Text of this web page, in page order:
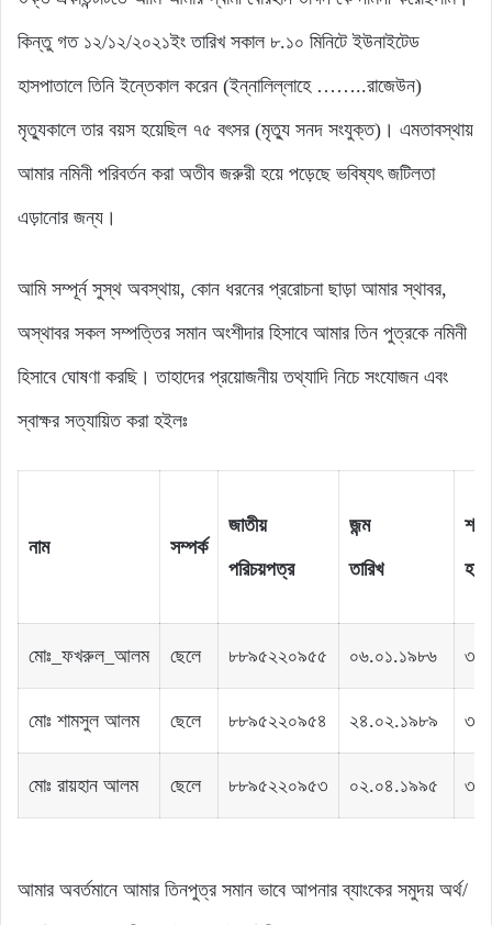
কিন্তু গত ১২/১২/২০২১ইং তারিখ সকাল ৮.১০ মিনিটে ইউনাইটেড
হাসপাতালে তিনি ইন্তেকাল করেন (ইন্নালিল্লাহে ……..রাজেউন)
মৃত্যুকালে তার বয়স হয়েছিল ৭৫ বৎসর (মৃত্যু সনদ সংযুক্ত)। এমতাবস্থায়
আমার নমিনী পরিবর্তন করা অতীব জরুরী হয়ে পড়েছে ভবিষ্যৎ জটিলতা
এড়ানোর জন্য।
আমি সম্পূর্ন সুস্থ অবস্থায়, কোন ধরনের প্ররোচনা ছাড়া আমার স্থাবর,
অস্থাবর সকল সম্পত্তির সমান অংশীদার হিসাবে আমার তিন পুত্রকে নমিনী
হিসাবে ঘোষণা করছি। তাহাদের প্রয়োজনীয় তথ্যাদি নিচে সংযোজন এবং
স্বাক্ষর সত্যায়িত করা হইলঃ
নাম সম্পর্ক
জাতীয়
পরিচয়পত্র
জন্ম
তারিখ
মোঃ_ফখরুল_আলম ছেলে ৮৮৯৫২২০৯৫৫ ০৬.০১.১৯৮৬
মোঃ শামসুল আলম ছেলে ৮৮৯৫২২০৯৫৪ ২৪.০২.১৯৮৯
মোঃ রায়হান আলম ছেলে ৮৮৯৫২২০৯৫৩ ০২.০৪.১৯৯৫
আমার অবর্তমানে আমার তিনপুত্র সমান ভাবে আপনার ব্যাংকের সমুদয় অর্থ/